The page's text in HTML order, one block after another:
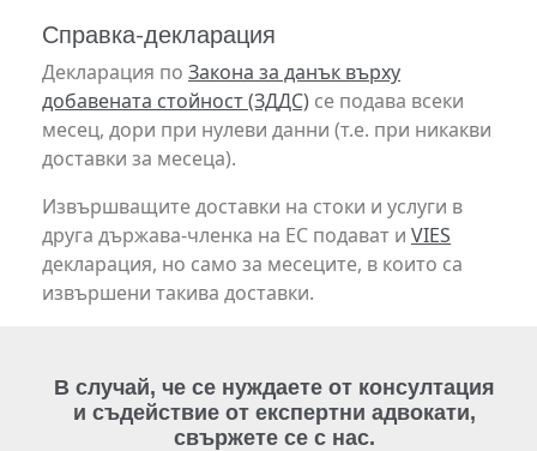
Справка-декларация
Декларация по Закона за данък върху
добавената стойност (ЗДДС) се подава всеки
месец, дори при нулеви данни (т.е. при никакви
доставки за месеца).
Извършващите доставки на стоки и услуги в
друга държава-членка на ЕС подават и VIES
декларация, но само за месеците, в които са
извършени такива доставки.
В случай, че се нуждаете от консултация
и съдействие от експертни адвокати,
свържете се с нас.